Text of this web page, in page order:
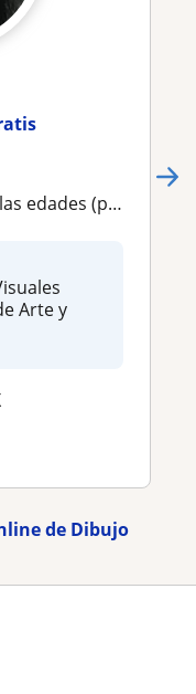
y en línea )
Arte y
de Dibujo